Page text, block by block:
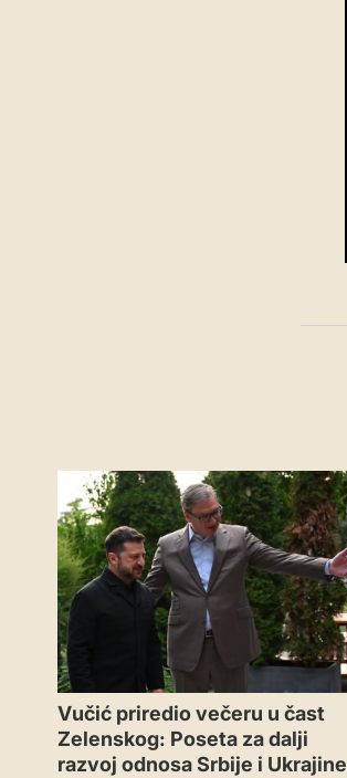
VESTI
Vučić priredio večeru u čast
Zelenskog: Poseta za dalji
razvoj odnosa Srbije i Ukrajine